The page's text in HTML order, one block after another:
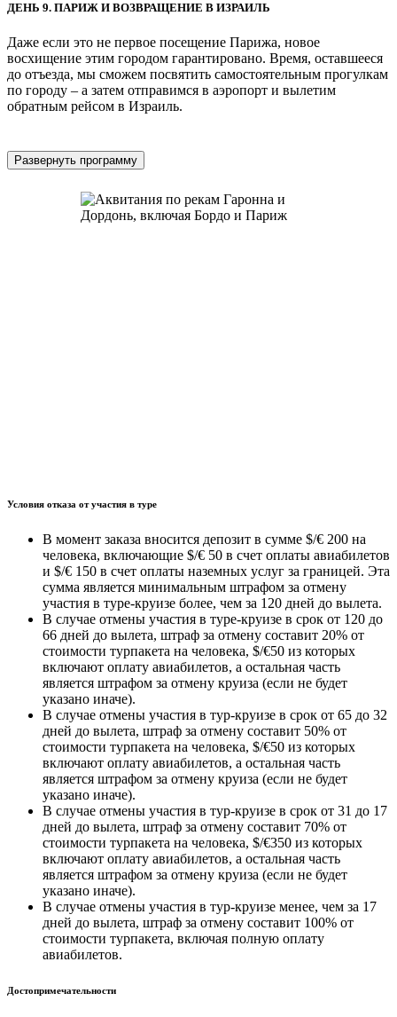
ДЕНЬ 9. ПАРИЖ И ВОЗВРАЩЕНИЕ В ИЗРАИЛЬ
Даже если это не первое посещение Парижа, новое
восхищение этим городом гарантировано. Время, оставшееся
до отъезда, мы сможем посвятить самостоятельным прогулкам
по городу – а затем отправимся в аэропорт и вылетим
обратным рейсом в Израиль.
Развернуть программу
Условия отказа от участия в туре
В момент заказа вносится депозит в сумме $/€ 200 на
человека, включающие $/€ 50 в счет оплаты авиабилетов
и $/€ 150 в счет оплаты наземных услуг за границей. Эта
сумма является минимальным штрафом за отмену
участия в туре-круизе более, чем за 120 дней до вылета.
В случае отмены участия в туре-круизе в срок от 120 до
66 дней до вылета, штраф за отмену составит 20% от
стоимости турпакета на человека, $/€50 из которых
включают оплату авиабилетов, а остальная часть
является штрафом за отмену круиза (если не будет
указано иначе).
В случае отмены участия в тур-круизе в срок от 65 до 32
дней до вылета, штраф за отмену составит 50% от
стоимости турпакета на человека, $/€50 из которых
включают оплату авиабилетов, а остальная часть
является штрафом за отмену круиза (если не будет
указано иначе).
В случае отмены участия в тур-круизе в срок от 31 до 17
дней до вылета, штраф за отмену составит 70% от
стоимости турпакета на человека, $/€350 из которых
включают оплату авиабилетов, а остальная часть
является штрафом за отмену круиза (если не будет
указано иначе).
В случае отмены участия в тур-круизе менее, чем за 17
дней до вылета, штраф за отмену составит 100% от
стоимости турпакета, включая полную оплату
авиабилетов.
Достопри­ме­ча­тель­ности